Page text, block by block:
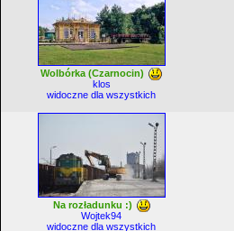
Wolbórka (Czarnocin)
klos
widoczne dla wszystkich
Na rozładunku :)
Wojtek94
widoczne dla wszystkich